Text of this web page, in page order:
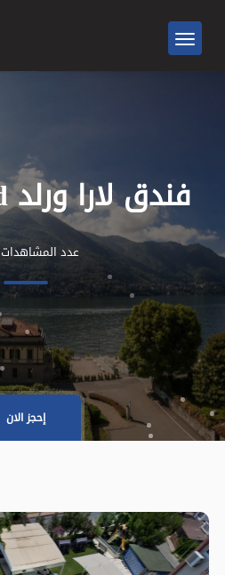
فندق لارا ورلد Lara World
عدد المشاهدات 1676
إحجز الان